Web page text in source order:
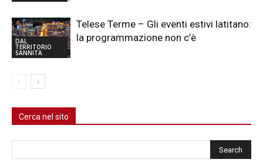
DAL
TERRITORIO
SANNITA
Telese Terme – Gli eventi estivi latitano:
la programmazione non c’è
Cerca nel sito